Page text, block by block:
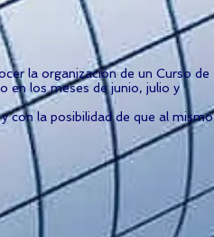
la organización de un Curso de
en los meses de junio, julio y
con la posibilidad de que al mismo